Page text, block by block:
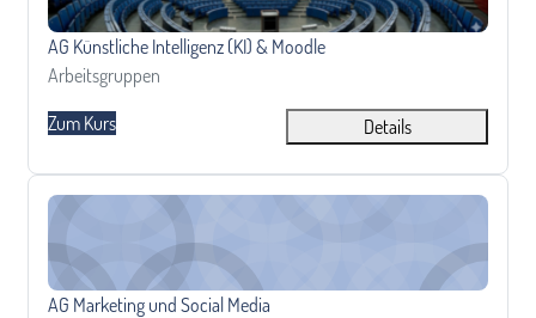
Kursname
AG Künstliche Intelligenz (KI) & Moodle
Kursbereich
Arbeitsgruppen
Zum Kurs
Details
AG Marketing und Social Media
Kursname
AG Marketing und Social Media